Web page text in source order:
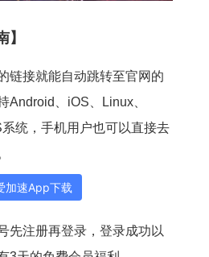
】
链接就能自动跳转至官网的
Android、iOS、Linux、
统，手机用户也可以直接去
加速App下载
先注册再登录，登录成功以